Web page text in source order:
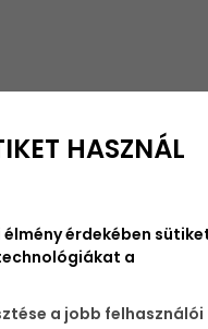
HASZNÁL
érdekében
a
a jobb felhasználói